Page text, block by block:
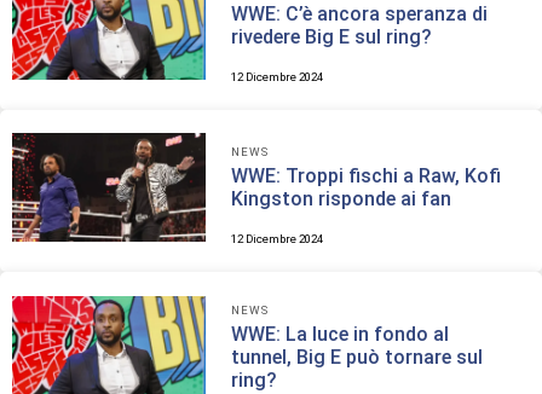
WWE: C’è ancora speranza di
rivedere Big E sul ring?
12 Dicembre 2024
NEWS
WWE: Troppi fischi a Raw, Kofi
Kingston risponde ai fan
12 Dicembre 2024
NEWS
WWE: La luce in fondo al
tunnel, Big E può tornare sul
ring?